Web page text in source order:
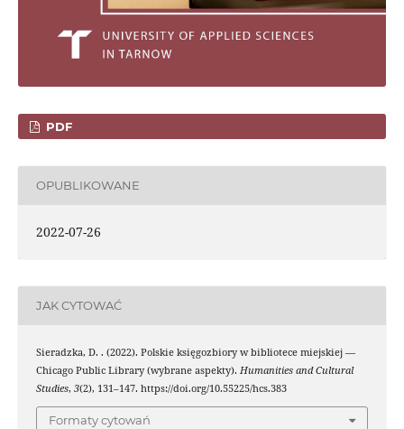
PDF
OPUBLIKOWANE
2022-07-26
JAK CYTOWAĆ
Sieradzka, D. . (2022). Polskie księgozbiory w bibliotece miejskiej —
Chicago Public Library (wybrane aspekty). Humanities and Cultural
Studies, 3(2), 131–147. https://doi.org/10.55225/hcs.383
Formaty cytowań